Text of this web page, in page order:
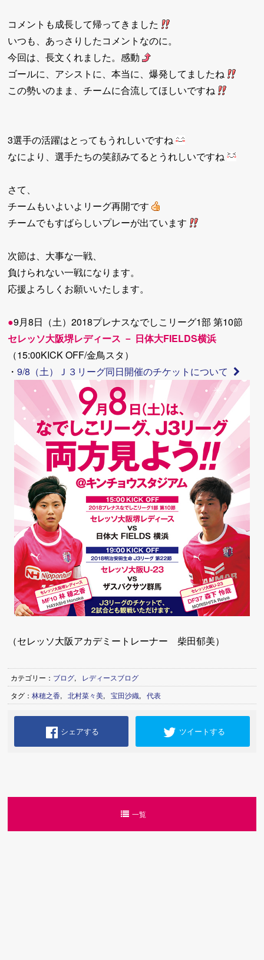
コメントも成長して帰ってきました
いつも、あっさりしたコメントなのに。
今回は、長文くれました。感動
ゴールに、アシストに、本当に、爆発してましたね
この勢いのまま、チームに合流してほしいですね
3選手の活躍はとってもうれしいですね
なにより、選手たちの笑顔みてるとうれしいですね
さて、
チームもいよいよリーグ再開です
チームでもすばらしいプレーが出ています
次節は、大事な一戦、
負けられない一戦になります。
応援よろしくお願いいたします。
●9月8日（土）2018プレナスなでしこリーグ1部 第10節
セレッソ大阪堺レディース － 日体大FIELDS横浜
（15:00KICK OFF/金鳥スタ）
・9/8（土）Ｊ３リーグ同日開催のチケットについて
（セレッソ大阪アカデミートレーナー 柴田郁美）
カテゴリー： ブログ,
レディースブログ
タグ：林穂之香, 北村菜々美, 宝田沙織, 代表
シェアする ツイートする
一覧